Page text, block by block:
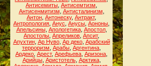
Антисемиты Антисемтизм
Антисенмитизм Антисталинизм
Антон Антонеску, Антракт,
Антропология Анус Анусы Аононы
Апельсины, Апологетика, Апостол,
Апостолы Апреликов Апсит,
Апухтин, Ар Нуво, Ар деко, Арабский
терроризм Арабы Аргентина
Ардеко Арест, Арефьева Аризона
Арийцы, Аристотель, Арктика,